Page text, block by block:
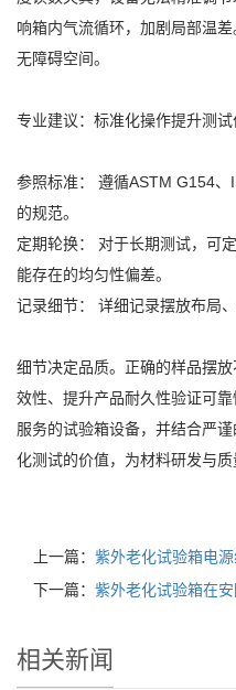
响箱内气流循环，加剧局部温
无障碍空间。
专业建议：标准化操作提升测试
参照标准： 遵循ASTM G154
的规范。
定期轮换： 对于长期测试，可
能存在的均匀性偏差。
记录细节： 详细记录摆放布局
细节决定品质。正确的样品摆
效性、提升产品耐久性验证可
服务的试验箱设备，并结合严
化测试的价值，为材料研发与质
上一篇： 紫外老化试验箱电
下一篇： 紫外老化试验箱在
相关新闻